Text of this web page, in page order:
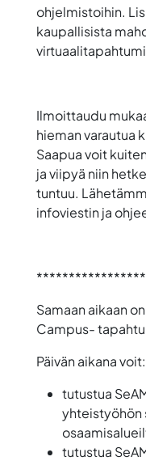
ohjelmistoihin.
kaupallisista
Ilmoittaudu
hieman varautua
Saapua voit
ja viipyä niin
tuntuu.
infoviestin ja
Samaan aikaan
Campus-
Päivän aikana voit:
tutustua
yhteistyöhön
tutustua